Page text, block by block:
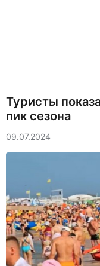
Туристы
пик сезона
09.07.2024